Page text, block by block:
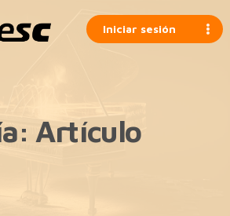
Iniciar sesión
Artículo